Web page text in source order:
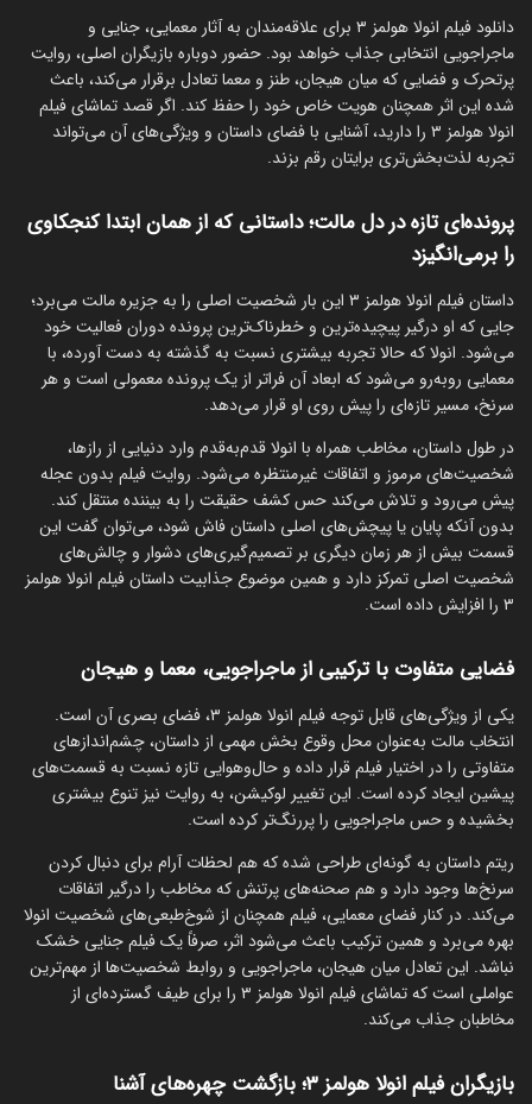
دانلود فیلم انولا هولمز ۳ برای علاقه‌مندان به آثار معمایی، جنایی و
ماجراجویی انتخابی جذاب خواهد بود. حضور دوباره بازیگران اصلی، روایت
پرتحرک و فضایی که میان هیجان، طنز و معما تعادل برقرار می‌کند، باعث
شده این اثر همچنان هویت خاص خود را حفظ کند. اگر قصد تماشای فیلم
انولا هولمز ۳ را دارید، آشنایی با فضای داستان و ویژگی‌های آن می‌تواند
تجربه لذت‌بخش‌تری برایتان رقم بزند.
پرونده‌ای تازه در دل مالت؛ داستانی که از همان ابتدا کنجکاوی
را برمی‌انگیزد
داستان فیلم انولا هولمز ۳ این بار شخصیت اصلی را به جزیره مالت می‌برد؛
جایی که او درگیر پیچیده‌ترین و خطرناک‌ترین پرونده دوران فعالیت خود
می‌شود. انولا که حالا تجربه بیشتری نسبت به گذشته به دست آورده، با
معمایی روبه‌رو می‌شود که ابعاد آن فراتر از یک پرونده معمولی است و هر
سرنخ، مسیر تازه‌ای را پیش روی او قرار می‌دهد.
در طول داستان، مخاطب همراه با انولا قدم‌به‌قدم وارد دنیایی از رازها،
شخصیت‌های مرموز و اتفاقات غیرمنتظره می‌شود. روایت فیلم بدون عجله
پیش می‌رود و تلاش می‌کند حس کشف حقیقت را به بیننده منتقل کند.
بدون آنکه پایان یا پیچش‌های اصلی داستان فاش شود، می‌توان گفت این
قسمت بیش از هر زمان دیگری بر تصمیم‌گیری‌های دشوار و چالش‌های
شخصیت اصلی تمرکز دارد و همین موضوع جذابیت داستان فیلم انولا هولمز
۳ را افزایش داده است.
فضایی متفاوت با ترکیبی از ماجراجویی، معما و هیجان
یکی از ویژگی‌های قابل توجه فیلم انولا هولمز ۳، فضای بصری آن است.
انتخاب مالت به‌عنوان محل وقوع بخش مهمی از داستان، چشم‌اندازهای
متفاوتی را در اختیار فیلم قرار داده و حال‌وهوایی تازه نسبت به قسمت‌های
پیشین ایجاد کرده است. این تغییر لوکیشن، به روایت نیز تنوع بیشتری
بخشیده و حس ماجراجویی را پررنگ‌تر کرده است.
ریتم داستان به گونه‌ای طراحی شده که هم لحظات آرام برای دنبال کردن
سرنخ‌ها وجود دارد و هم صحنه‌های پرتنش که مخاطب را درگیر اتفاقات
می‌کند. در کنار فضای معمایی، فیلم همچنان از شوخ‌طبعی‌های شخصیت انولا
بهره می‌برد و همین ترکیب باعث می‌شود اثر، صرفاً یک فیلم جنایی خشک
نباشد. این تعادل میان هیجان، ماجراجویی و روابط شخصیت‌ها از مهم‌ترین
عواملی است که تماشای فیلم انولا هولمز ۳ را برای طیف گسترده‌ای از
مخاطبان جذاب می‌کند.
بازیگران فیلم انولا هولمز ۳؛ بازگشت چهره‌های آشنا